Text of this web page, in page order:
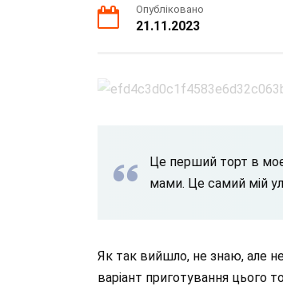
Опубліковано
21.11.2023
Це перший торт в
мами. Це самий мій
Як так вийшло, не знаю, але
варіант приготування цього